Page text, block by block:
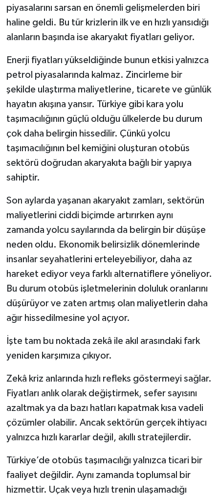
piyasalarını sarsan en önemli gelişmelerden biri
haline geldi. Bu tür krizlerin ilk ve en hızlı yansıdığı
alanların başında ise akaryakıt fiyatları geliyor.
Enerji fiyatları yükseldiğinde bunun etkisi yalnızca
petrol piyasalarında kalmaz. Zincirleme bir
şekilde ulaştırma maliyetlerine, ticarete ve günlük
hayatın akışına yansır. Türkiye gibi kara yolu
taşımacılığının güçlü olduğu ülkelerde bu durum
çok daha belirgin hissedilir. Çünkü yolcu
taşımacılığının bel kemiğini oluşturan otobüs
sektörü doğrudan akaryakıta bağlı bir yapıya
sahiptir.
Son aylarda yaşanan akaryakıt zamları, sektörün
maliyetlerini ciddi biçimde artırırken aynı
zamanda yolcu sayılarında da belirgin bir düşüşe
neden oldu. Ekonomik belirsizlik dönemlerinde
insanlar seyahatlerini erteleyebiliyor, daha az
hareket ediyor veya farklı alternatiflere yöneliyor.
Bu durum otobüs işletmelerinin doluluk oranlarını
düşürüyor ve zaten artmış olan maliyetlerin daha
ağır hissedilmesine yol açıyor.
İşte tam bu noktada zekâ ile akıl arasındaki fark
yeniden karşımıza çıkıyor.
Zekâ kriz anlarında hızlı refleks göstermeyi sağlar.
Fiyatları anlık olarak değiştirmek, sefer sayısını
azaltmak ya da bazı hatları kapatmak kısa vadeli
çözümler olabilir. Ancak sektörün gerçek ihtiyacı
yalnızca hızlı kararlar değil, akıllı stratejilerdir.
Türkiye’de otobüs taşımacılığı yalnızca ticari bir
faaliyet değildir. Aynı zamanda toplumsal bir
hizmettir. Uçak veya hızlı trenin ulaşamadığı